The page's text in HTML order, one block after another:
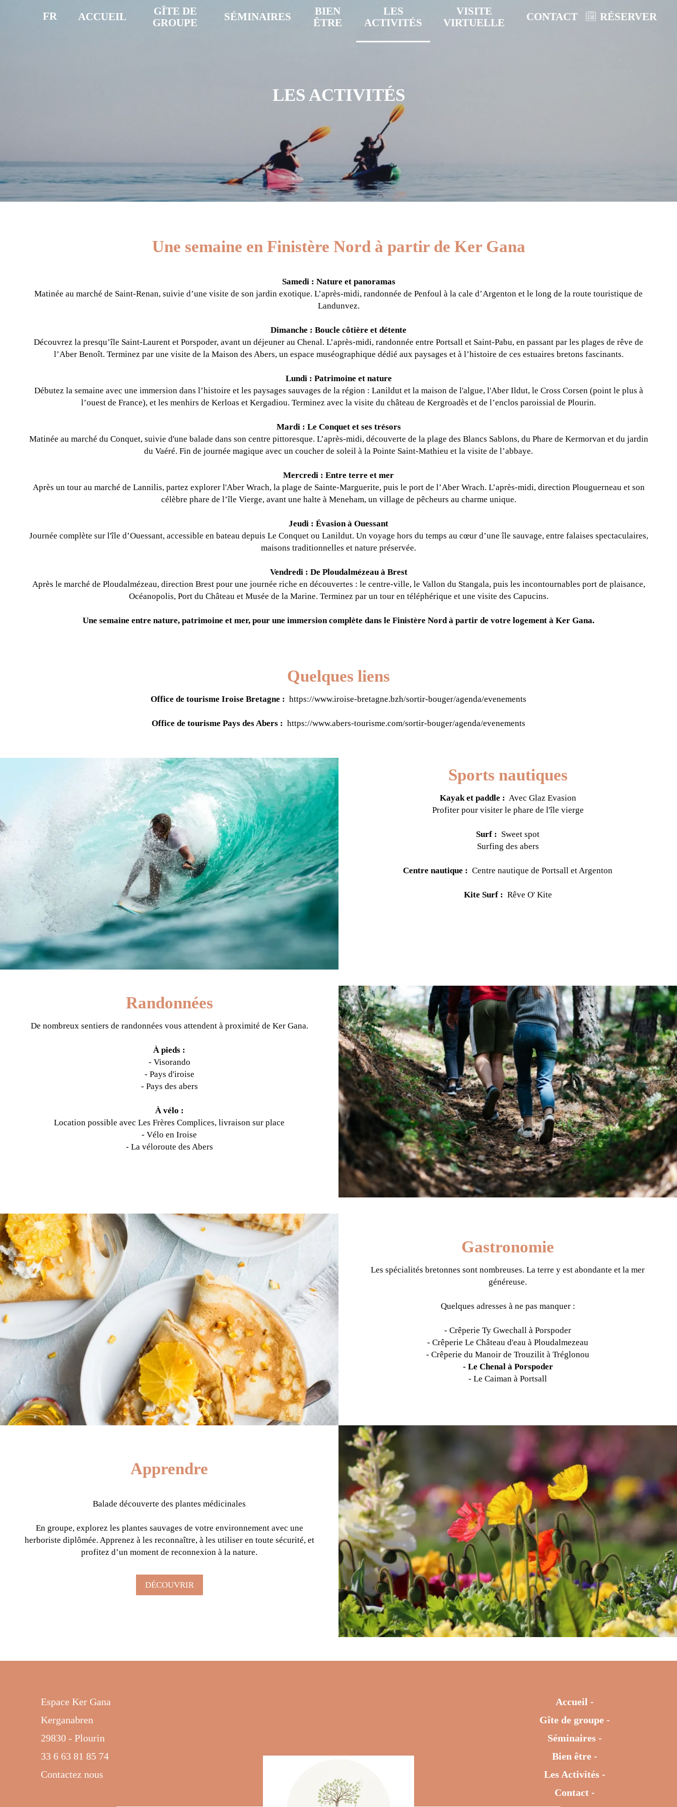
FR ACCUEIL
GÎTE DE
GROUPE
SÉMINAIRES
BIEN
ÊTRE
LES
ACTIVITÉS
VISITE
VIRTUELLE
CONTACT RÉSERVER
LES ACTIVITÉS
Une semaine en Finistère Nord à partir de Ker Gana
Samedi : Nature et panoramas
Matinée au marché de Saint-Renan, suivie d’une visite de son jardin exotique. L’après-midi, randonnée de Penfoul à la cale d’Argenton et le long de la route touristique de
Landunvez.
Dimanche : Boucle côtière et détente
Découvrez la presqu’île Saint-Laurent et Porspoder, avant un déjeuner au Chenal. L’après-midi, randonnée entre Portsall et Saint-Pabu, en passant par les plages de rêve de
l’Aber Benoît. Terminez par une visite de la Maison des Abers, un espace muséographique dédié aux paysages et à l’histoire de ces estuaires bretons fascinants.
Lundi : Patrimoine et nature
Débutez la semaine avec une immersion dans l’histoire et les paysages sauvages de la région : Lanildut et la maison de l'algue, l'Aber Ildut, le Cross Corsen (point le plus à
l’ouest de France), et les menhirs de Kerloas et Kergadiou. Terminez avec la visite du château de Kergroadès et de l’enclos paroissial de Plourin.
Mardi : Le Conquet et ses trésors
Matinée au marché du Conquet, suivie d'une balade dans son centre pittoresque. L’après-midi, découverte de la plage des Blancs Sablons, du Phare de Kermorvan et du jardin
du Vaéré. Fin de journée magique avec un coucher de soleil à la Pointe Saint-Mathieu et la visite de l’abbaye.
Mercredi : Entre terre et mer
Après un tour au marché de Lannilis, partez explorer l'Aber Wrach, la plage de Sainte-Marguerite, puis le port de l’Aber Wrach. L’après-midi, direction Plouguerneau et son
célèbre phare de l’île Vierge, avant une halte à Meneham, un village de pêcheurs au charme unique.
Jeudi : Évasion à Ouessant
Journée complète sur l'île d’Ouessant, accessible en bateau depuis Le Conquet ou Lanildut. Un voyage hors du temps au cœur d’une île sauvage, entre falaises spectaculaires,
maisons traditionnelles et nature préservée.
Vendredi : De Ploudalmézeau à Brest
Après le marché de Ploudalmézeau, direction Brest pour une journée riche en découvertes : le centre-ville, le Vallon du Stangala, puis les incontournables port de plaisance,
Océanopolis, Port du Château et Musée de la Marine. Terminez par un tour en téléphérique et une visite des Capucins.
Une semaine entre nature, patrimoine et mer, pour une immersion complète dans le Finistère Nord à partir de votre logement à Ker Gana.
Quelques liens
Office de tourisme Iroise Bretagne : https://www.iroise-bretagne.bzh/sortir-bouger/agenda/evenements
Office de tourisme Pays des Abers : https://www.abers-tourisme.com/sortir-bouger/agenda/evenements
Sports nautiques
Kayak et paddle : Avec Glaz Evasion
Profiter pour visiter le phare de l'île vierge
Surf : Sweet spot
Surfing des abers
Centre nautique : Centre nautique de Portsall et Argenton
Kite Surf : Rêve O' Kite
Randonnées
De nombreux sentiers de randonnées vous attendent à proximité de Ker Gana.
À pieds :
- Visorando
- Pays d'iroise
- Pays des abers
À vélo :
Location possible avec Les Frères Complices, livraison sur place
- Vélo en Iroise
- La véloroute des Abers
Gastronomie
Les spécialités bretonnes sont nombreuses. La terre y est abondante et la mer
généreuse.
Quelques adresses à ne pas manquer :
- Crêperie Ty Gwechall à Porspoder
- Crêperie Le Château d'eau à Ploudalmezeau
- Crêperie du Manoir de Trouzilit à Tréglonou
- Le Chenal à Porspoder
- Le Caiman à Portsall
Apprendre
Balade découverte des plantes médicinales
En groupe, explorez les plantes sauvages de votre environnement avec une
herboriste diplômée. Apprenez à les reconnaître, à les utiliser en toute sécurité, et
profitez d’un moment de reconnexion à la nature.
DÉCOUVRIR
Espace Ker Gana
Kerganabren
29830 - Plourin
33 6 63 81 85 74
Contactez nous
Accueil
Gîte de groupe
Séminaires
Bien être
Les Activités
Contact